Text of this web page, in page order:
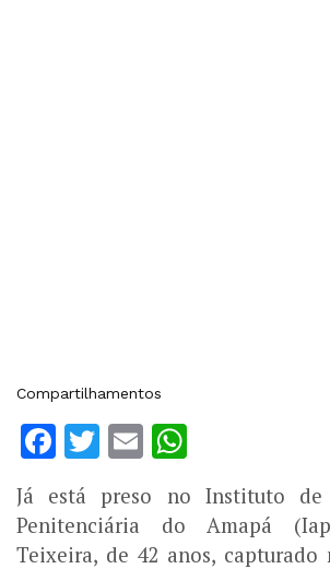
Compartilhamentos
Facebook
Twitter
Email
Já está preso no Instituto de
Penitenciária do Amapá
Teixeira, de 42 anos, capturado